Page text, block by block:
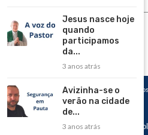
ASSINE
Copyright 2026 – Todos os Direitos
Agência de Marketing
Home Contato
Jesus nasce hoje
quando
participamos
da...
3 anos atrás
Avizinha-se o
verão na cidade
de...
3 anos atrás